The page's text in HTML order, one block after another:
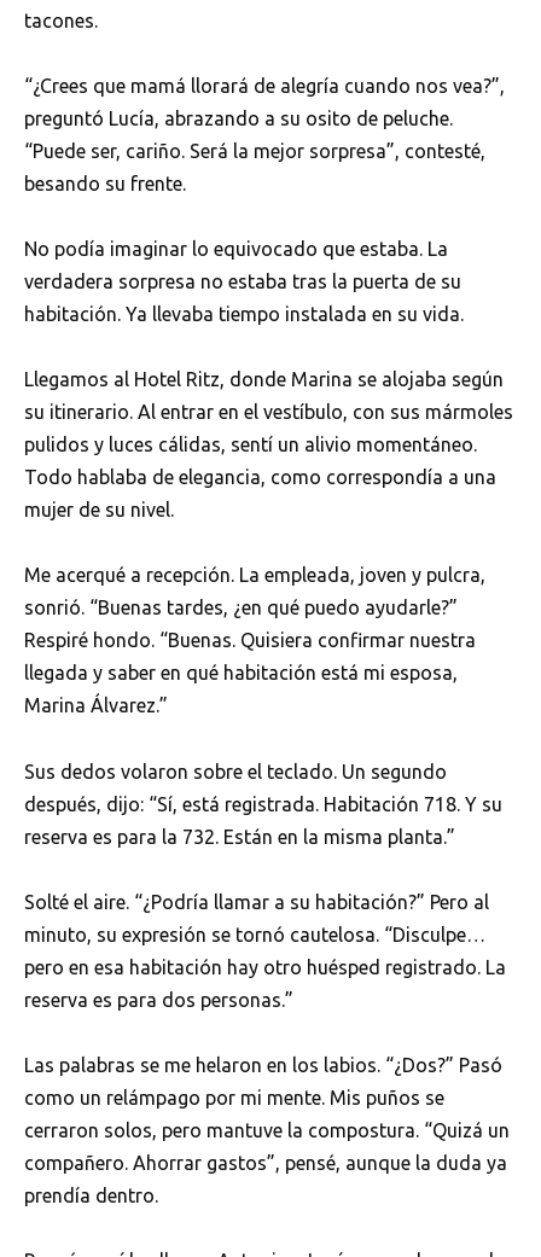
tacones.
“¿Crees que mamá llorará de alegría cuando nos vea?”,
preguntó Lucía, abrazando a su osito de peluche.
“Puede ser, cariño. Será la mejor sorpresa”, contesté,
besando su frente.
No podía imaginar lo equivocado que estaba. La
verdadera sorpresa no estaba tras la puerta de su
habitación. Ya llevaba tiempo instalada en su vida.
Llegamos al Hotel Ritz, donde Marina se alojaba según
su itinerario. Al entrar en el vestíbulo, con sus mármoles
pulidos y luces cálidas, sentí un alivio momentáneo.
Todo hablaba de elegancia, como correspondía a una
mujer de su nivel.
Me acerqué a recepción. La empleada, joven y pulcra,
sonrió. “Buenas tardes, ¿en qué puedo ayudarle?”
Respiré hondo. “Buenas. Quisiera confirmar nuestra
llegada y saber en qué habitación está mi esposa,
Marina Álvarez.”
Sus dedos volaron sobre el teclado. Un segundo
después, dijo: “Sí, está registrada. Habitación 718. Y su
reserva es para la 732. Están en la misma planta.”
Solté el aire. “¿Podría llamar a su habitación?” Pero al
minuto, su expresión se tornó cautelosa. “Disculpe…
pero en esa habitación hay otro huésped registrado. La
reserva es para dos personas.”
Las palabras se me helaron en los labios. “¿Dos?” Pasó
como un relámpago por mi mente. Mis puños se
cerraron solos, pero mantuve la compostura. “Quizá un
compañero. Ahorrar gastos”, pensé, aunque la duda ya
prendía dentro.